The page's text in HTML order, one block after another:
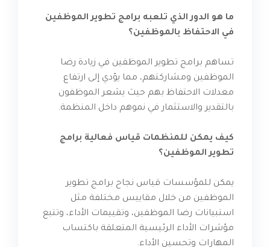
ما هو الدور الذي تلعبه برامج تطوير الموظفين
في الاحتفاظ بالموظفين؟
تساهم برامج تطوير الموظفين في زيادة رضا
الموظفين ومشاركتهم، مما يؤدي إلى ارتفاع
معدلات الاحتفاظ بهم حيث يشعر الموظفون
بالتقدير والاستثمار في نموهم داخل المنظمة.
كيف يمكن للمنظمات قياس فعالية برامج
تطوير الموظفين؟
يمكن للمؤسسات قياس نجاح برامج تطوير
الموظفين من خلال مقاييس مختلفة مثل
استبيانات رضا الموظفين، وتقييمات الأداء، وتتبع
مؤشرات الأداء الرئيسية المتعلقة باكتساب
المهارات وتحسين الأداء.